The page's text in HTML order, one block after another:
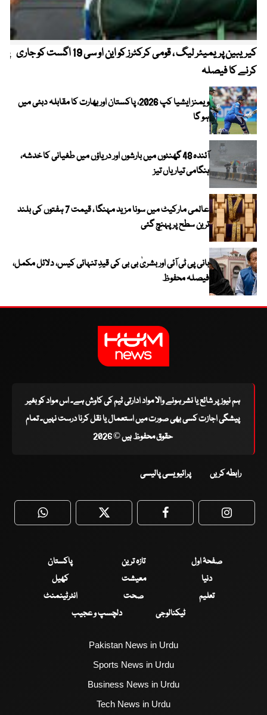
کیریبین پریمیئر لیگ ، قومی کرکٹرز کو این او سی 19 اگست کو جاری
کرنے کا فیصلہ
ویمنز ایشیا کپ 2026، پاکستان اور بھارت کا مقابلہ دبئی میں
ہو گا
آئندہ 48 گھنٹوں میں بارشوں اور دریاؤں میں طغیانی کا خدشہ،
ہنگامی تیاریاں تیز
عالمی مارکیٹ میں سونا مزید مہنگا ، قیمت 7 ہفتوں کی بلند
ترین سطح پر پہنچ گئی
بانی پی ٹی آئی اور بشریٰ بی بی کی قیدِ تنہائی کیس، دلائل مکمل،
فیصلہ محفوظ
ہم نیوز پر شائع یا نشر ہونے والا مواد ادارتی ٹیم کی کاوش ہے۔ اس مواد کو بغیر
پیشگی اجازت کسی بھی صورت میں استعمال یا نقل کرنا درست نہیں۔ تمام
حقوق محفوظ ہیں © 2026
رابطہ کریں پرائیویسی پالیسی
WhatsApp Twitter Facebook
صفحۂ اول تازہ ترین
پاکستان
دنیا
معیشت
کھیل
تعلیم
صحت
انٹرٹینمنٹ
ٹیکنالوجی
دلچسپ و عجیب
Pakistan News in Urdu
Sports News in Urdu
Business News in Urdu
Tech News in Urdu